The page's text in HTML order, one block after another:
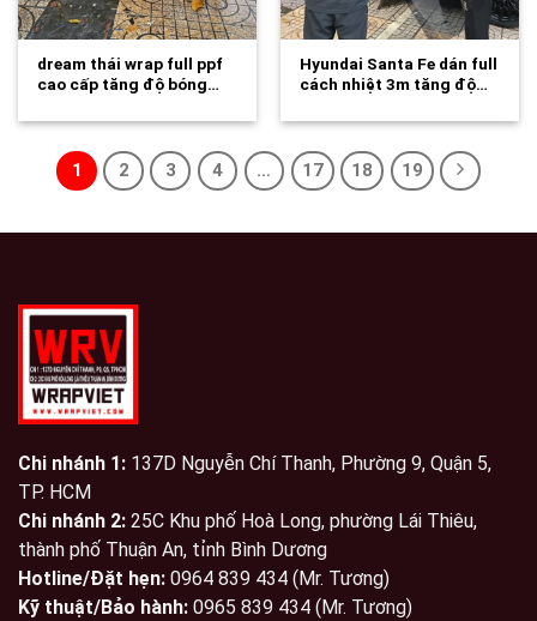
dream thái wrap full ppf
cao cấp tăng độ bóng…
Hyundai Santa Fe dán full
cách nhiệt 3m tăng độ…
1 2 3 4 … 17 18 19
Chi nhánh 1: 137D Nguyễn Chí Thanh, Phường 9, Quận 5,
TP. HCM
Chi nhánh 2: 25C Khu phố Hoà Long, phường Lái Thiêu,
thành phố Thuận An, tỉnh Bình Dương
Hotline/Đặt hẹn: 0964 839 434 (Mr. Tương)
Kỹ thuật/Bảo hành: 0965 839 434 (Mr. Tương)